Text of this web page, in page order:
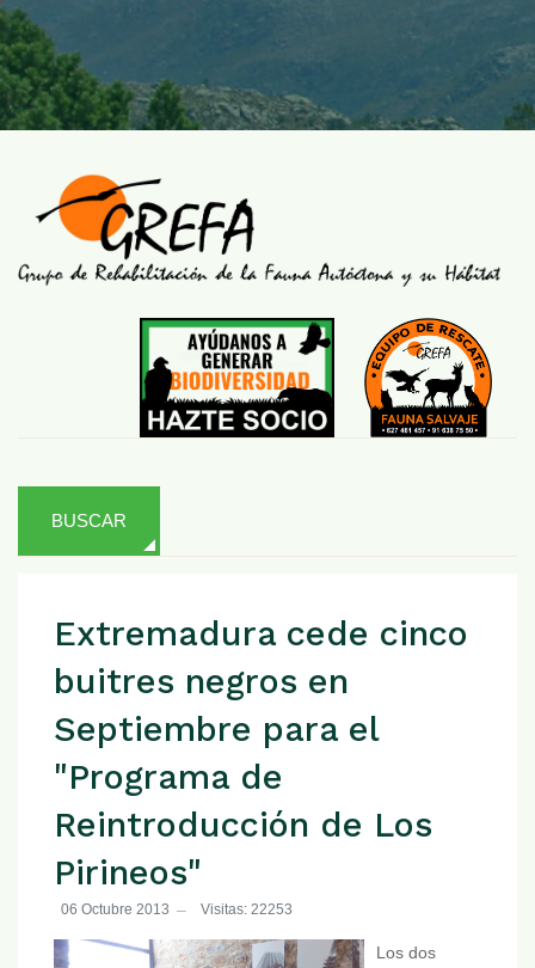
BUSCAR
Extremadura cede cinco
buitres negros en
Septiembre para el
"Programa de
Reintroducción de Los
Pirineos"
06 Octubre 2013 Visitas: 22253
Los dos